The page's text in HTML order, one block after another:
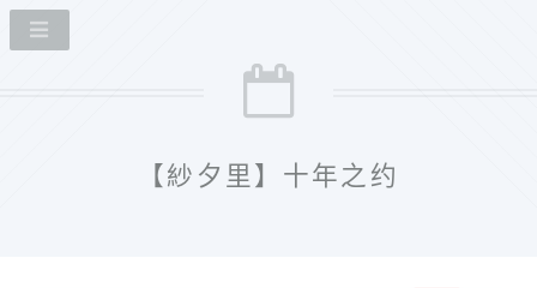
【紗夕里】十年之约